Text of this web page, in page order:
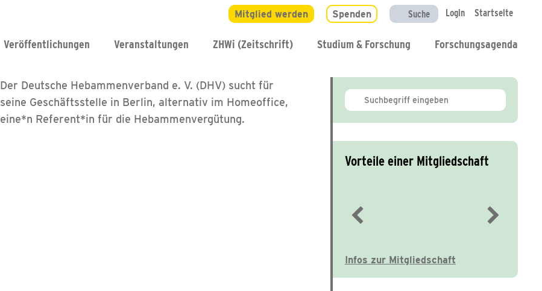
Mitglied werden Spenden Suche Login Startseite
Veröffentlichungen Veranstaltungen ZHWi (Zeitschrift) Studium & Forschung Forschungsagenda
Der Deutsche Hebammenverband e. V. (DHV) sucht für
seine Geschäftsstelle in Berlin, alternativ im Homeoffice,
eine*n Referent*in für die Hebammenvergütung.
Vorteile einer Mitgliedschaft
Infos zur Mitgliedschaft